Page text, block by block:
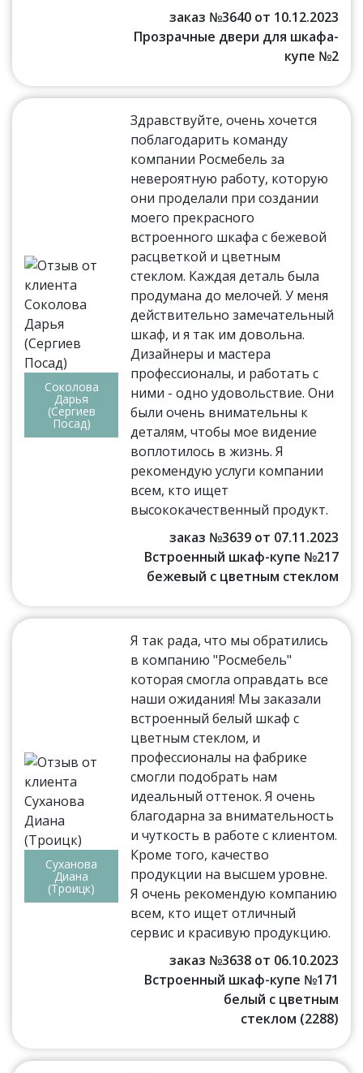
заказ №3640 от 10.12.2023
Прозрачные двери для шкафа-
купе №2
Соколова
Дарья
(Сергиев
Посад)
Здравствуйте, очень хочется
поблагодарить команду
компании Росмебель за
невероятную работу, которую
они проделали при создании
моего прекрасного
встроенного шкафа с бежевой
расцветкой и цветным
стеклом. Каждая деталь была
продумана до мелочей. У меня
действительно замечательный
шкаф, и я так им довольна.
Дизайнеры и мастера
профессионалы, и работать с
ними - одно удовольствие. Они
были очень внимательны к
деталям, чтобы мое видение
воплотилось в жизнь. Я
рекомендую услуги компании
всем, кто ищет
высококачественный продукт.
заказ №3639 от 07.11.2023
Встроенный шкаф-купе №217
бежевый с цветным стеклом
Суханова
Диана
(Троицк)
Я так рада, что мы обратились
в компанию "Росмебель"
которая смогла оправдать все
наши ожидания! Мы заказали
встроенный белый шкаф с
цветным стеклом, и
профессионалы на фабрике
смогли подобрать нам
идеальный оттенок. Я очень
благодарна за внимательность
и чуткость в работе с клиентом.
Кроме того, качество
продукции на высшем уровне.
Я очень рекомендую компанию
всем, кто ищет отличный
сервис и красивую продукцию.
заказ №3638 от 06.10.2023
Встроенный шкаф-купе №171
белый с цветным
стеклом (2288)